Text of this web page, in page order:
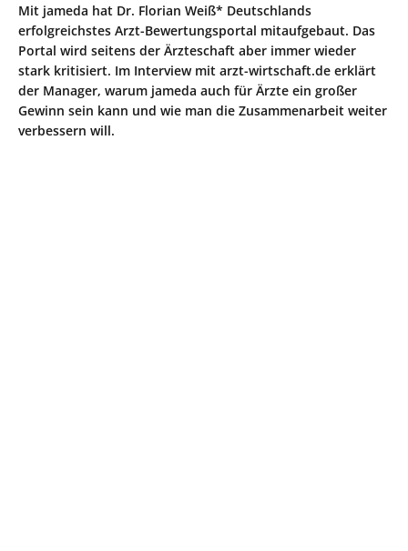
Mit jameda hat Dr. Florian Weiß* Deutschlands
erfolgreichstes Arzt-Bewertungsportal mitaufgebaut. Das
Portal wird seitens der Ärzteschaft aber immer wieder
stark kritisiert. Im Interview mit arzt-wirtschaft.de erklärt
der Manager, warum jameda auch für Ärzte ein großer
Gewinn sein kann und wie man die Zusammenarbeit weiter
verbessern will.